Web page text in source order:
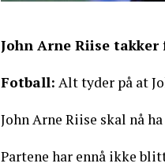
John Arne Riise
Fotball: Alt tyder på at
John Arne Riise skal nå
Partene har ennå ikke